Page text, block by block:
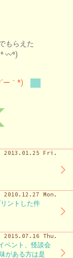
もらえた
〰⁰)
ー｀*)
2013.01.25 Fri.
2010.12.27 Mon.
ントした件
2015.07.16 Thu.
ベント、怪談会
がある方は是